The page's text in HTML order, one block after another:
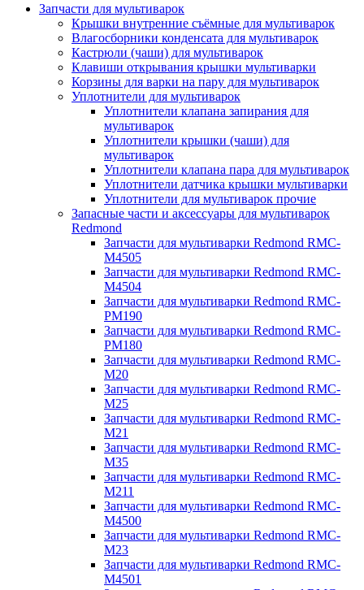
Запчасти для мультиварок
Крышки внутренние съёмные для мультиварок
Влагосборники конденсата для мультиварок
Кастрюли (чаши) для мультиварок
Клавиши открывания крышки мультиварки
Корзины для варки на пару для мультиварок
Уплотнители для мультиварок
Уплотнители клапана запирания для
мультиварок
Уплотнители крышки (чаши) для
мультиварок
Уплотнители клапана пара для мультиварок
Уплотнители датчика крышки мультиварки
Уплотнители для мультиварок прочие
Запасные части и аксессуары для мультиварок
Redmond
Запчасти для мультиварки Redmond RMC-
M4505
Запчасти для мультиварки Redmond RMC-
M4504
Запчасти для мультиварки Redmond RMC-
PM190
Запчасти для мультиварки Redmond RMC-
PM180
Запчасти для мультиварки Redmond RMC-
M20
Запчасти для мультиварки Redmond RMC-
M25
Запчасти для мультиварки Redmond RMC-
M21
Запчасти для мультиварки Redmond RMC-
M35
Запчасти для мультиварки Redmond RMC-
M211
Запчасти для мультиварки Redmond RMC-
M4500
Запчасти для мультиварки Redmond RMC-
M23
Запчасти для мультиварки Redmond RMC-
M4501